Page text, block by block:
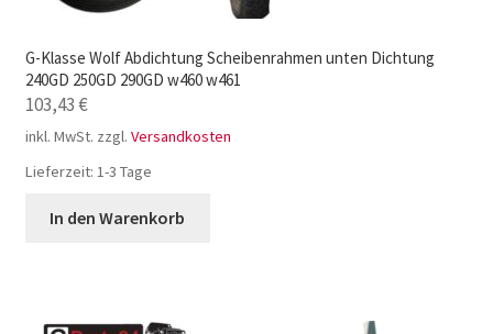
G-Klasse Wolf Abdichtung Scheibenrahmen unten Dichtung
240GD 250GD 290GD w460 w461
103,43€
inkl. MwSt. zzgl. Versandkosten
Lieferzeit: 1-3 Tage
In den Warenkorb